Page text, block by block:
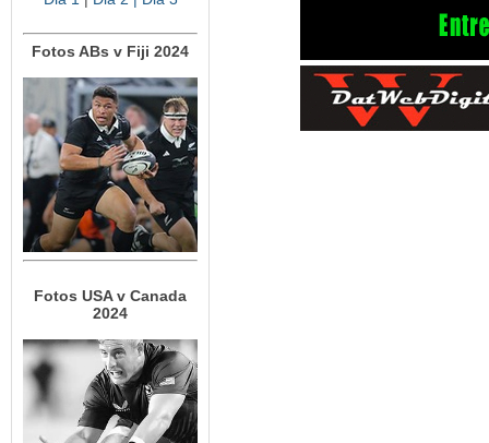
Fotos ABs v Fiji 2024
Fotos USA v Canada
2024